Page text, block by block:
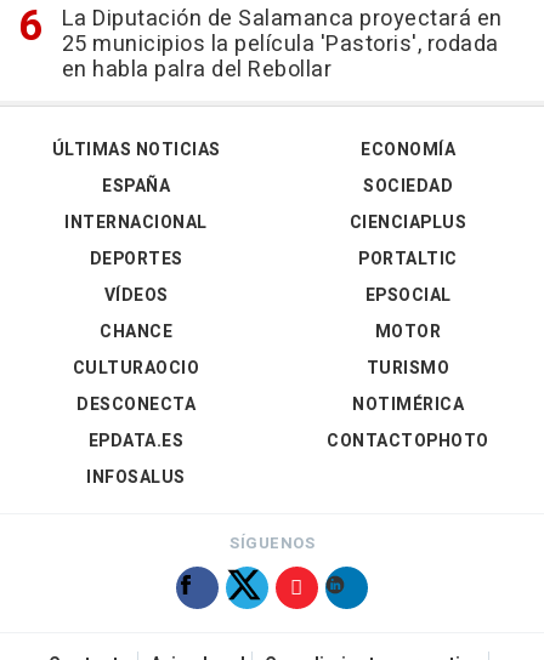
La Diputación de Salamanca proyectará en
25 municipios la película 'Pastoris', rodada
en habla palra del Rebollar
ÚLTIMAS NOTICIAS
ESPAÑA
INTERNACIONAL
DEPORTES
VÍDEOS
ECONOMÍA
SOCIEDAD
CIENCIAPLUS
PORTALTIC
EPSOCIAL
CHANCE
CULTURAOCIO
DESCONECTA
EPDATA.ES
INFOSALUS
MOTOR
TURISMO
NOTIMÉRICA
CONTACTOPHOTO
SÍGUENOS